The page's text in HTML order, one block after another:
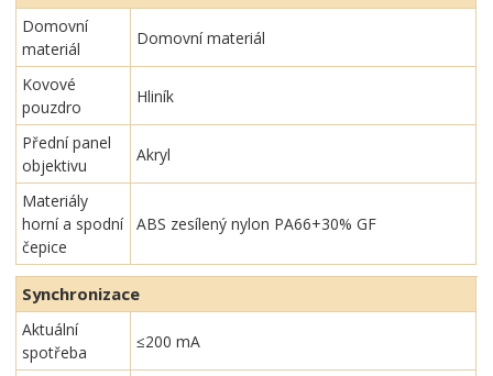
Domovní
materiál
Domovní materiál
Kovové
pouzdro
Hliník
Přední panel
objektivu
Akryl
Materiály
horní a spodní
čepice
ABS zesílený nylon PA66+30% GF
Synchronizace
Aktuální
spotřeba
≤200 mA